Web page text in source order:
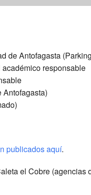
de Antofagasta
responsable
Antofagasta)
publicados aquí.
el Cobre (agencias